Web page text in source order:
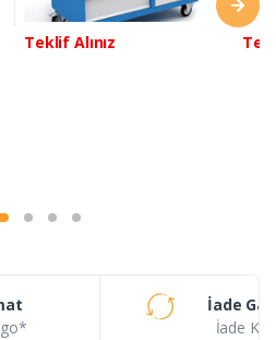
Teklif Alınız
İade
İade